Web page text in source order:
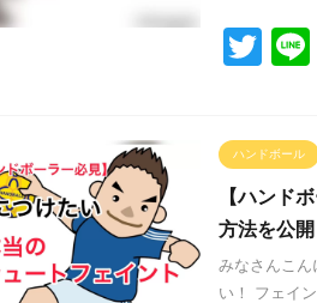
T
er
ハンドボール
【ハンド
方法を公開
みなさんこ
い！ フェイ